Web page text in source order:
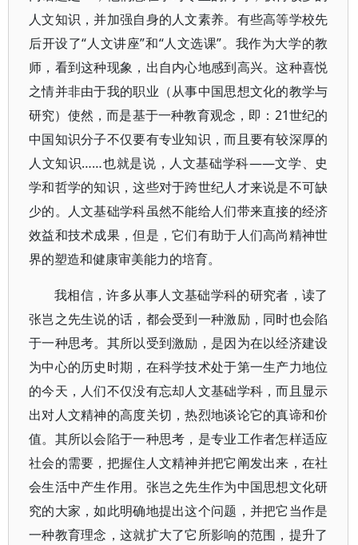
人文知识，并加强自身的人文素养。有些高等学校先
后开设了“人文讲座”和“人文选课”。我作为大学的教
师，看到这种现象，出自内心地感到高兴。这种喜悦
之情并非由于我的职业（从事中国思想文化的教学与
研究）使然，而是基于一种教育观念，即：21世纪的
中国知识分子不仅要有专业知识，而且要有较深厚的
人文知识……也就是说，人文基础学科——文学、史
学和哲学的知识，这些对于跨世纪人才来说是不可缺
少的。人文基础学科虽然不能给人们带来直接的经济
效益和技术成果，但是，它们有助于人们高尚精神世
界的塑造和健康审美能力的培育。
我相信，许多从事人文基础学科的研究者，读了
张岂之先生说的话，都会受到一种激励，同时也会陷
于一种思考。其所以受到激励，是因为在以经济建设
为中心的历史时期，在科学技术处于第一生产力地位
的今天，人们不仅没有忘却人文基础学科，而且显示
出对人文精神的高度关切，热烈地谈论它的真谛和价
值。其所以会陷于一种思考，是专业工作者怎样适应
社会的需要，把握住人文精神并把它阐发出来，在社
会生活中产生作用。张岂之先生作为中国思想文化研
究的大家，如此明确地提出这个问题，并把它当作是
一种教育理念，这就扩大了它所影响的范围，提升了